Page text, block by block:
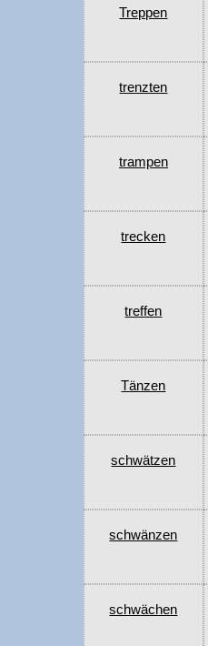
Treppen
trenzten
trampen
trecken
treffen
Tänzen
schwätzen
schwänzen
schwächen